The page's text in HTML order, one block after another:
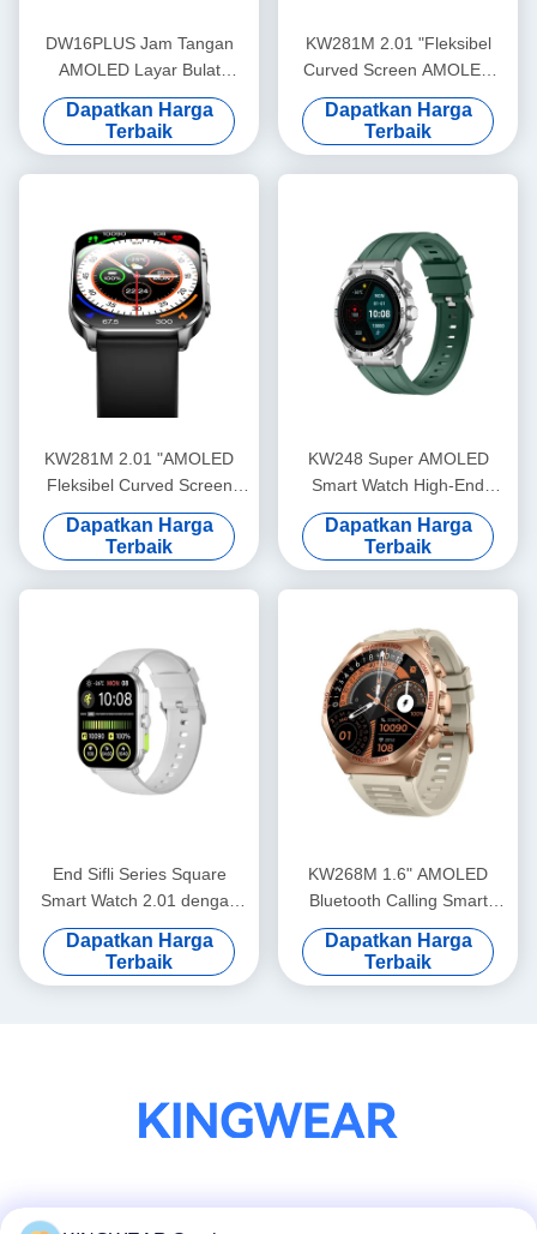
DW16PLUS Jam Tangan
AMOLED Layar Bulat
Terbesar 1.6" Pertama di
Industri
Dapatkan Harga
Terbaik
KW281M 2.01 "Fleksibel
Curved Screen AMOLED
Smart Watch dengan Dafit
APP dan Metal Bezel
Dapatkan Harga
Terbaik
KW281M 2.01 "AMOLED
Fleksibel Curved Screen
Smart Watch PVD Metal
Frame
Dapatkan Harga
Terbaik
KW248 Super AMOLED
Smart Watch High-End
Multifungsi BT Model
Panggilan
Dapatkan Harga
Terbaik
End Sifli Series Square
Smart Watch 2.01 dengan
PVD Metal Frame dan
Baterai 300mAh
Dapatkan Harga
Terbaik
KW268M 1.6" AMOLED
Bluetooth Calling Smart
Watch dengan Layar Bulat
Besar
Dapatkan Harga
Terbaik